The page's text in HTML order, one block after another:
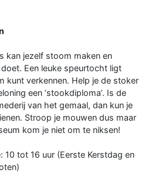
kan jezelf stoom maken en
Een leuke speurtocht ligt
kunt verkennen. Help je de stoker
een ‘stookdiploma’. Is de
van het gemaal, dan kun je
Stroop je mouwen dus maar
kom je niet om te niksen!
10 tot 16 uur (Eerste Kerstdag en